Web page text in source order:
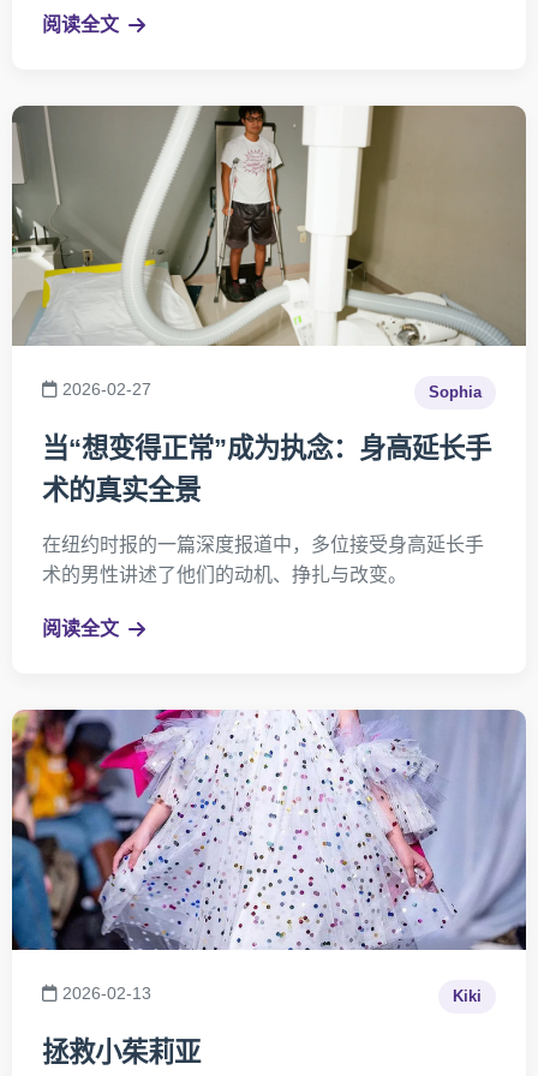
安全、长期稳定的治疗方案。本文将解析Paley研究院
阅读全文
2026-02-27 Sophia
当“想变得正常”成为执念：身高延长手
术的真实全景
在纽约时报的一篇深度报道中，多位接受身高延长手
术的男性讲述了他们的动机、挣扎与改变。
阅读全文
2026-02-13 Kiki
拯救小茱莉亚